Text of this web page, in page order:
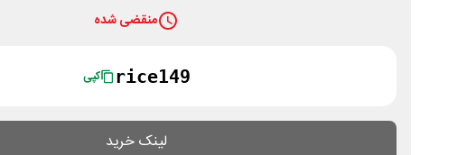
منقضی شده
rice149 کپی
لینک خرید